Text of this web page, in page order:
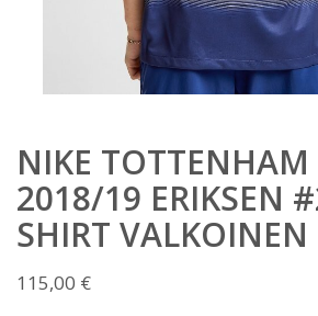
NIKE
2018/19 ERIKSEN
SHIRT VALKOINEN
115,00 €